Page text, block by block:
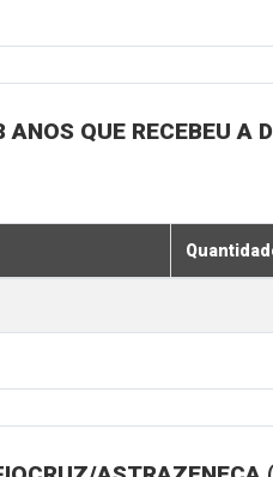
QUE RECEBEU A